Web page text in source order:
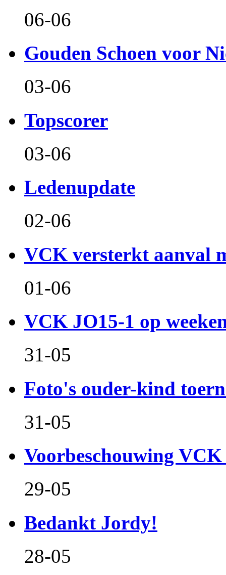
06-06
Gouden Schoen voor
03-06
Topscorer
03-06
Ledenupdate
02-06
VCK versterkt aanval
01-06
VCK JO15-1 op
31-05
Foto's ouder-kind
31-05
Voorbeschouwing VCK
29-05
Bedankt Jordy!
28-05